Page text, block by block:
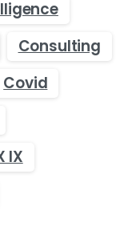
Consulting
Covid
IX